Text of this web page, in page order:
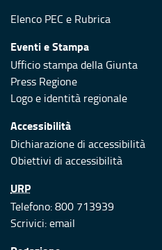
Elenco PEC e Rubrica
Eventi e Stampa
Ufficio stampa della Giunta
Press Regione
Logo e identità regionale
Accessibilità
Dichiarazione di accessibilità
Obiettivi di accessibilità
URP
Telefono: 800 713939
Scrivici:email